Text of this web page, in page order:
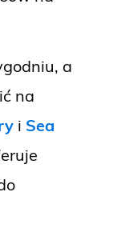
a
na
i Sea